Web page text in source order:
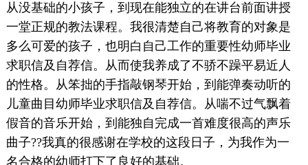
从没基础的小孩子，到现在能独立的在讲台前面讲授
一堂正规的教法课程。我很清楚自己将教育的对象是
多么可爱的孩子，也明白自己工作的重要性幼师毕业
求职信及自荐信。从而使我养成了不骄不躁平易近人
的性格。从笨拙的手指敲钢琴开始，到能弹奏动听的
儿童曲目幼师毕业求职信及自荐信。从喘不过气飘着
假音的音乐开始，到能独自完成一首难度很高的声乐
曲子??我真的很感谢在学校的这段日子，为我作为一
名合格的幼师打下了良好的基础。